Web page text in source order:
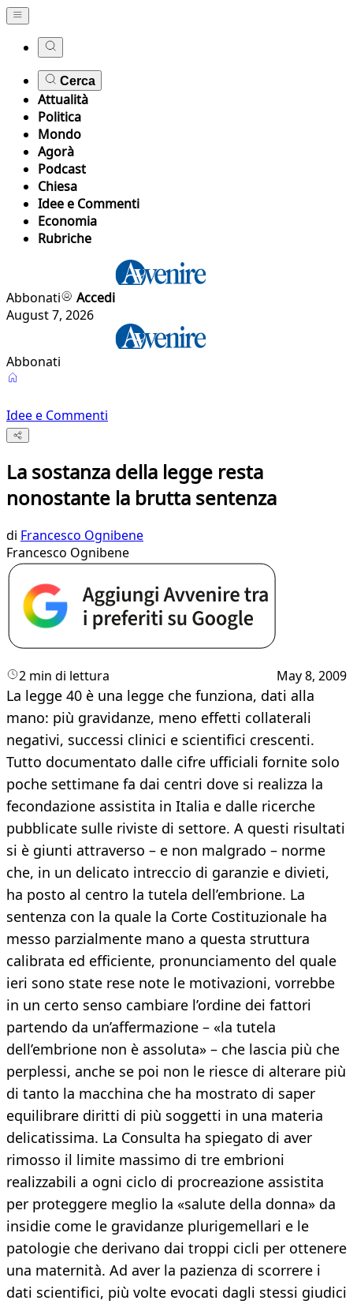
Cerca
Attualità
Politica
Mondo
Agorà
Podcast
Chiesa
Idee e Commenti
Economia
Rubriche
Abbonati
Accedi
August 7, 2026
Abbonati
Idee e Commenti
La sostanza della legge resta
nonostante la brutta sentenza
di Francesco Ognibene
Francesco Ognibene
2 min di lettura May 8, 2009
La legge 40 è una legge che funziona, dati alla
mano: più gravidanze, meno effetti collaterali
negativi, successi clinici e scientifici crescenti.
Tutto documentato dalle cifre ufficiali fornite solo
poche settimane fa dai centri dove si realizza la
fecondazione assistita in Italia e dalle ricerche
pubblicate sulle riviste di settore. A questi risultati
si è giunti attraverso – e non malgrado – norme
che, in un delicato intreccio di garanzie e divieti,
ha posto al centro la tutela dell’embrione. La
sentenza con la quale la Corte Costituzionale ha
messo parzialmente mano a questa struttura
calibrata ed efficiente, pronunciamento del quale
ieri sono state rese note le motivazioni, vorrebbe
in un certo senso cambiare l’ordine dei fattori
partendo da un’affermazione – «la tutela
dell’embrione non è assoluta» – che lascia più che
perplessi, anche se poi non le riesce di alterare più
di tanto la macchina che ha mostrato di saper
equilibrare diritti di più soggetti in una materia
delicatissima. La Consulta ha spiegato di aver
rimosso il limite massimo di tre embrioni
realizzabili a ogni ciclo di procreazione assistita
per proteggere meglio la «salute della donna» da
insidie come le gravidanze plurigemellari e le
patologie che derivano dai troppi cicli per ottenere
una maternità. Ad aver la pazienza di scorrere i
dati scientifici, più volte evocati dagli stessi giudici